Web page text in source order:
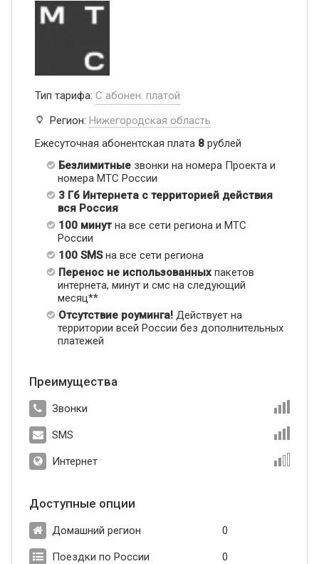
Тип тарифа: С абонен. платой
Регион: Нижегородская область
Ежесуточная абонентская плата 8 рублей
Безлимитные звонки на номера Проекта и
номера МТС России
3 Гб Интернета с территорией действия
вся Россия
100 минут на все сети региона и МТС
России
100 SMSна все сети региона
Перенос не использованных пакетов
интернета, минут и смс на следующий
месяц**
Отсутствие роуминга! Действует на
территории всей России без дополнительных
платежей
Преимущества
Звонки
SMS
Интернет
Доступные опции
Домашний регион 0
Поездки по России 0